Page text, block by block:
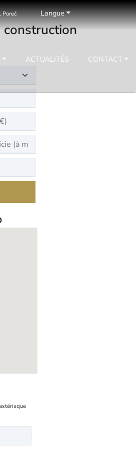
Langue
ACTUALITÉS CONTACT
construction